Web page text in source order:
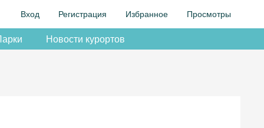
Вход Регистрация Избранное Просмотры
Новости курортов